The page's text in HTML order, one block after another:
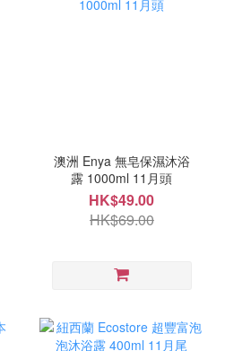
澳洲 Enya 無皂保濕沐浴
露 1000ml 11月頭
HK$49.00
HK$69.00